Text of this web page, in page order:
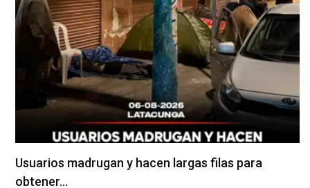
Usuarios madrugan y hacen largas filas para
obtener…